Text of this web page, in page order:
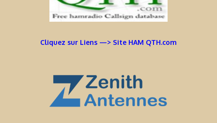
Cliquez sur Liens —> Site HAM QTH.com